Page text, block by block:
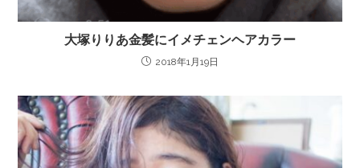
大塚りりあ金髪にイメチェンヘアカラー
2018年1月19日